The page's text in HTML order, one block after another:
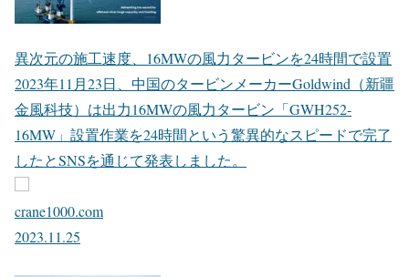
異次元の施工速度、16MWの風力タービンを24時間で設置
2023年11月23日、中国のタービンメーカーGoldwind（新疆
金風科技）は出力16MWの風力タービン「GWH252-
16MW」設置作業を24時間という驚異的なスピードで完了
したとSNSを通じて発表しました。
crane1000.com
2023.11.25